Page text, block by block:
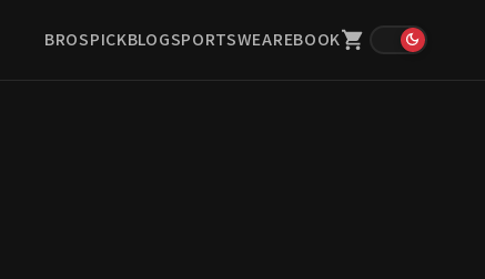
BROSPICKBLOGSPORTSWEAREBOOK